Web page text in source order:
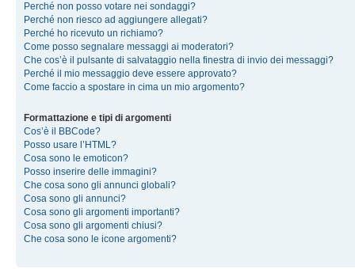
Perché non posso votare nei sondaggi?
Perché non riesco ad aggiungere allegati?
Perché ho ricevuto un richiamo?
Come posso segnalare messaggi ai moderatori?
Che cos’è il pulsante di salvataggio nella finestra di invio dei messaggi?
Perché il mio messaggio deve essere approvato?
Come faccio a spostare in cima un mio argomento?
Formattazione e tipi di argomenti
Cos’è il BBCode?
Posso usare l’HTML?
Cosa sono le emoticon?
Posso inserire delle immagini?
Che cosa sono gli annunci globali?
Cosa sono gli annunci?
Cosa sono gli argomenti importanti?
Cosa sono gli argomenti chiusi?
Che cosa sono le icone argomenti?